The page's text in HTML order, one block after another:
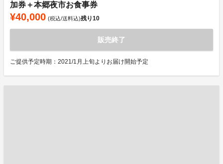
加券＋本郷夜市お食事券
¥40,000 (税込/送料込)残り10
販売終了
ご提供予定時期：2021/1月上旬よりお届け開始予定